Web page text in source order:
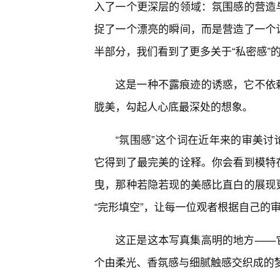
入了一个更深层的领域：氛围感的营
捉了一个漂亮的瞬间，而是营造了一
半部分，我们看到了更多关于“私密感”的
这是一种不露痕迹的诱惑，它不
胧美，勾起人心底最深处的想象。
“氛围感”这个词在近年来的审美
它得到了最完美的诠释。你会看到模
曳，那种若隐若现的美感比直白的展
“完形填空”，让每一位观者根据自己的
这正是这本写真集高明的地方——
个由柔光、香氛感与细腻触感交织成的